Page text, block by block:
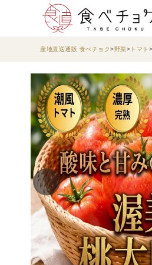
産地直送通販 食べチョク 野菜 トマト